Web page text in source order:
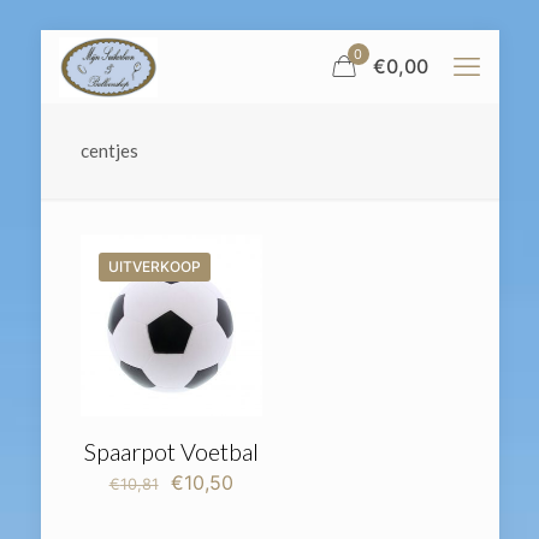
0 €0,00
centjes
UITVERKOOP
Spaarpot Voetbal
€10,81
Oorspronkelijke
€10,50Huidige